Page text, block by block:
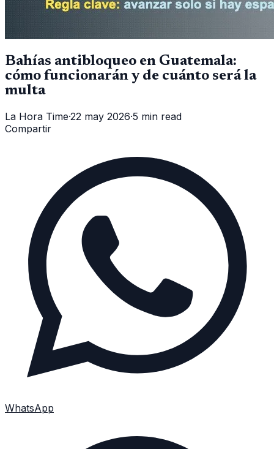
Bahías antibloqueo en Guatemala:
cómo funcionarán y de cuánto será la
multa
La Hora Time·22 may 2026·5 min read
Compartir
WhatsApp